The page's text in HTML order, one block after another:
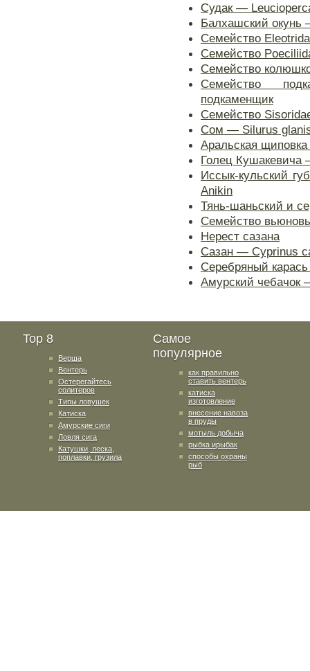
Судак —
Балхашский окунь
Семейство
Семейство
Семейство
Семейство
подкаменщик
Семейство
Сом — Silurus
Аральская
Голец Кушакевича
Иссык-кульский
Anikin
Тянь-шаньский и
Семейство
Нерест сазана
Сазан — Cyprinus
Серебряный
Амурский чебачок
Top 8
Верша
Вентерь
Остерегайтесь
солитеров
Типы ловушек
Катиска
Амурские сиги
Ловля сига
Катушки, леска,
поплавки, грузила
Самое
популярное
как правильно
ставить вентерь
катиска
изготовление
внесение навоза
в пруды
мотыль добыча
рыбка ирыбак
способы охраны
рыб